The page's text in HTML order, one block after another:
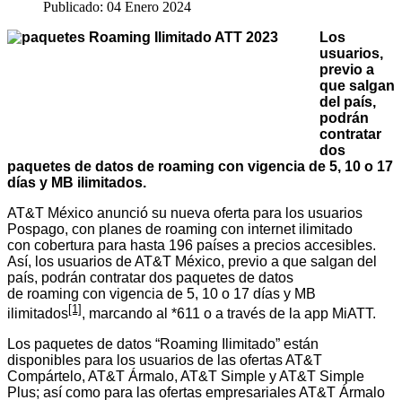
Publicado: 04 Enero 2024
Los
usuarios,
previo a
que salgan
del país,
podrán
contratar
dos
paquetes de datos de roaming con vigencia de 5, 10 o 17
días y MB ilimitados.
AT&T México anunció su nueva oferta para los usuarios
Pospago, con planes de roaming con internet ilimitado
con cobertura para hasta 196 países a precios accesibles.
Así, los usuarios de AT&T México, previo a que salgan del
país, podrán contratar dos paquetes de datos
de roaming con vigencia de 5, 10 o 17 días y MB
ilimitados[1] , marcando al *611 o a través de la app MiATT.
Los paquetes de datos “Roaming Ilimitado” están
disponibles para los usuarios de las ofertas AT&T
Compártelo, AT&T Ármalo, AT&T Simple y AT&T Simple
Plus; así como para las ofertas empresariales AT&T Ármalo